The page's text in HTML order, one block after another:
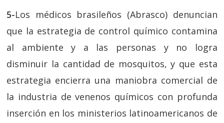
5-Los médicos brasileños (Abrasco) denuncian
que la estrategia de control químico contamina
al ambiente y a las personas y no logra
disminuir la cantidad de mosquitos, y que esta
estrategia encierra una maniobra comercial de
la industria de venenos químicos con profunda
inserción en los ministerios latinoamericanos de